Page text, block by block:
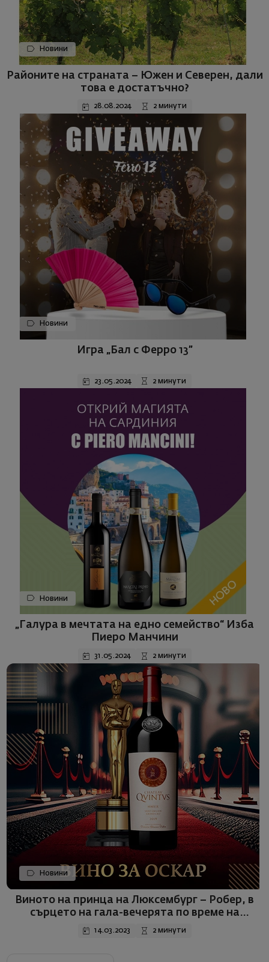
Новини
Районите на страната – Южен и Северен, дали
това е достатъчно?
28.08.2024 2 минути
Новини
Игра „Бал с Ферро 13”
23.05.2024 2 минути
Новини
„Галура в мечтата на едно семейство“ Изба
Пиеро Манчини
31.05.2024 2 минути
Новини
Виното на принца на Люксембург – Робер, в
сърцето на гала-вечерята по време на
Оскарите! Вече можете да го закупите при
нас!
14.03.2023 2 минути